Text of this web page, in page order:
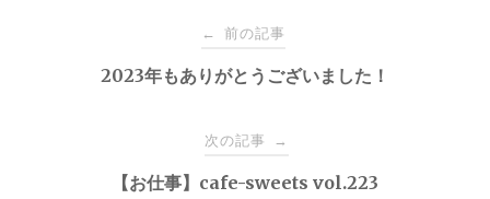
navigation
← 前の記事
2023年もありがとうございました！
次の記事 →
【お仕事】cafe-sweets vol.223